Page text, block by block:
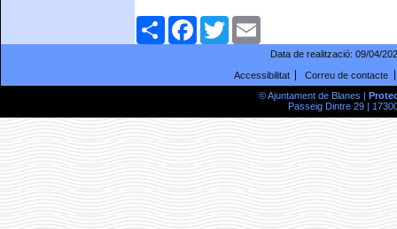
ComparteixFacebookTwitter
Data de realització: 09/04/
Accessibilitat
Correu de contacte
© Ajuntament de Blanes |
Passeig Dintre 29 |